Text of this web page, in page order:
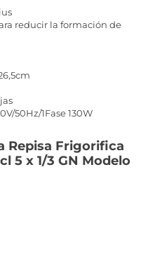
reducir la formación de
50Hz/1Fase 130W
Repisa Frigorifica
5 x 1/3 GN Modelo